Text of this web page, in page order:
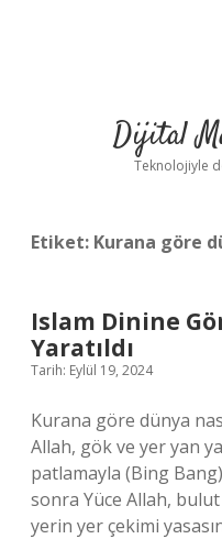
Dijital
Teknolojiyle
Etiket: Kurana göre
Islam Dinine
Yaratıldı
Tarih: Eylül 19, 2024
Kurana göre dünya
Allah, gök ve yer yan
patlamayla (Bing Bang)
sonra Yüce Allah, bulut
yerin yer çekimi